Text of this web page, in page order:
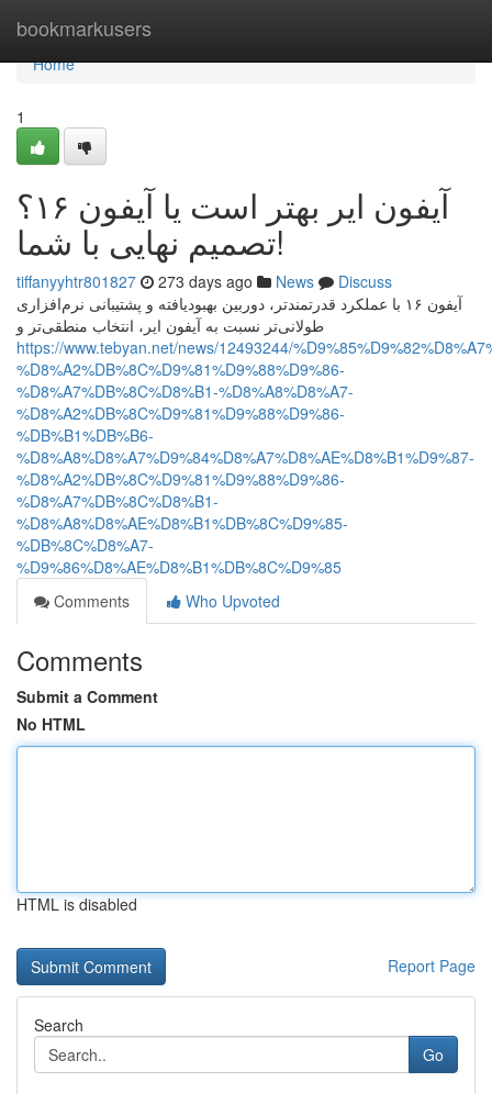
bookmarkusers
Home
Home
1
آیفون ایر بهتر است یا آیفون ۱۶؟
تصمیم نهایی با شما!
tiffanyyhtr801827 273 days ago News
Discuss
آیفون ۱۶ با عملکرد قدرتمندتر، دوربین بهبودیافته و پشتیبانی نرم‌افزاری
طولانی‌تر نسبت به آیفون ایر، انتخاب منطقی‌تر و
https://www.tebyan.net/news/12493244/
%D8%A2%DB%8C%D9%81%D9%88%D9%86-
%D8%A7%DB%8C%D8%B1-%D8%A8%D8%A7-
%D8%A2%DB%8C%D9%81%D9%88%D9%86-
%DB%B1%DB%B6-
%D8%A8%D8%A7%D9%84%D8%A7%D8%AE%D8%B1%D9%87-
%D8%A2%DB%8C%D9%81%D9%88%D9%86-
%D8%A7%DB%8C%D8%B1-
%D8%A8%D8%AE%D8%B1%DB%8C%D9%85-
%DB%8C%D8%A7-
%D9%86%D8%AE%D8%B1%DB%8C%D9%85
Comments
Who Upvoted
Comments
Submit a Comment
No HTML
HTML is disabled
Report Page
Search
Go